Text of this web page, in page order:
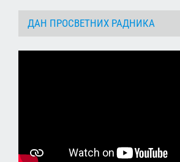
ДАН ПРОСВЕТНИХ РАДНИКА